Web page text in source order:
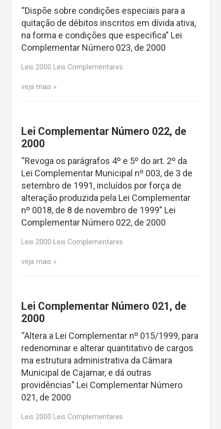
“Dispõe sobre condições especiais para a
quitação de débitos inscritos em dívida ativa,
na forma e condições que especifica” Lei
Complementar Número 023, de 2000
Leis 2000 Leis Complementares
veja mais
Lei Complementar Número 022, de
2000
“Revoga os parágrafos 4º e 5º do art. 2º da
Lei Complementar Municipal nº 003, de 3 de
setembro de 1991, incluídos por força de
alteração produzida pela Lei Complementar
nº 0018, de 8 de novembro de 1999” Lei
Complementar Número 022, de 2000
Leis 2000 Leis Complementares
veja mais
Lei Complementar Número 021, de
2000
“Altera a Lei Complementar nº 015/1999, para
redenominar e alterar quantitativo de cargos
ma estrutura administrativa da Câmara
Municipal de Cajamar, e dá outras
providências” Lei Complementar Número
021, de 2000
Leis 2000 Leis Complementares